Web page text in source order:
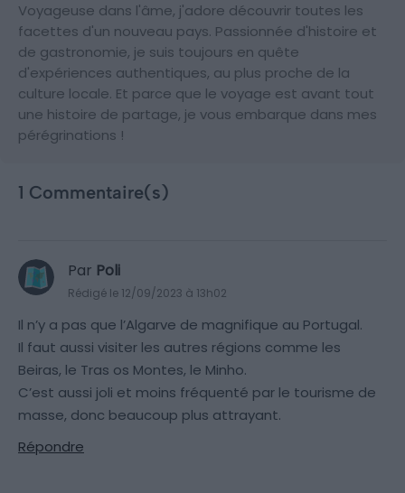
Voyageuse dans l'âme, j'adore découvrir toutes les
facettes d'un nouveau pays. Passionnée d'histoire et
de gastronomie, je suis toujours en quête
d'expériences authentiques, au plus proche de la
culture locale. Et parce que le voyage est avant tout
une histoire de partage, je vous embarque dans mes
pérégrinations !
1 Commentaire(s)
Par Poli
Rédigé le 12/09/2023 à 13h02
Il n’y a pas que l’Algarve de magnifique au Portugal.
Il faut aussi visiter les autres régions comme les
Beiras, le Tras os Montes, le Minho.
C’est aussi joli et moins fréquenté par le tourisme de
masse, donc beaucoup plus attrayant.
Répondre